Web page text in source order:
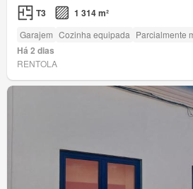
T3 1 314 m²
Garajem Cozinha equipada Parcialmente
Há 2 dias
RENTOLA